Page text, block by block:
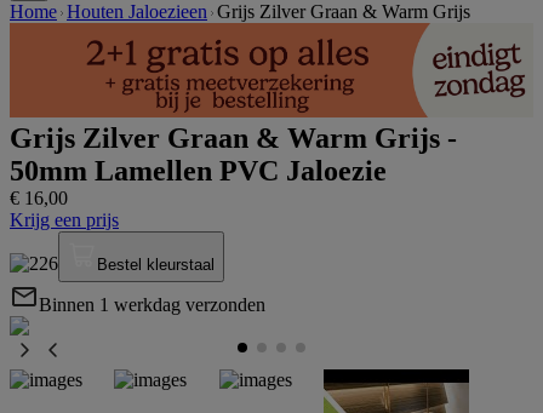
Home Houten Jaloezieen Grijs Zilver Graan & Warm Grijs
Grijs Zilver Graan & Warm Grijs -
50mm Lamellen PVC Jaloezie
€ 16,00
Krijg een prijs
Bestel kleurstaal
Binnen 1 werkdag verzonden